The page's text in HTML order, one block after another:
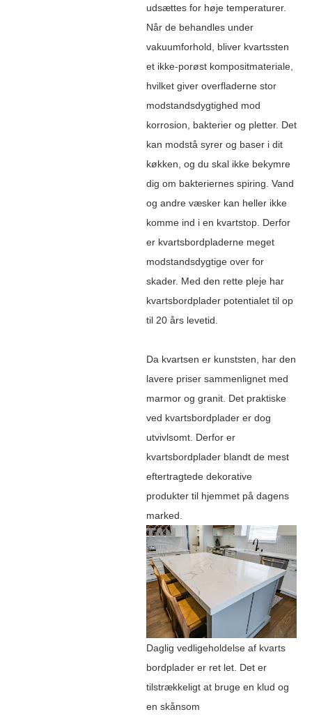
udsættes for høje temperaturer.
Når de behandles under
vakuumforhold, bliver kvartssten
et ikke-porøst kompositmateriale,
hvilket giver overfladerne stor
modstandsdygtighed mod
korrosion, bakterier og pletter. Det
kan modstå syrer og baser i dit
køkken, og du skal ikke bekymre
dig om bakteriernes spiring. Vand
og andre væsker kan heller ikke
komme ind i en kvartstop. Derfor
er kvartsbordpladerne meget
modstandsdygtige over for
skader. Med den rette pleje har
kvartsbordplader potentialet til op
til 20 års levetid.
Da kvartsen er kunststen, har den
lavere priser sammenlignet med
marmor og granit. Det praktiske
ved kvartsbordplader er dog
utvivlsomt. Derfor er
kvartsbordplader blandt de mest
eftertragtede dekorative
produkter til hjemmet på dagens
marked.
Daglig vedligeholdelse af kvarts
bordplader er ret let. Det er
tilstrækkeligt at bruge en klud og
en skånsom